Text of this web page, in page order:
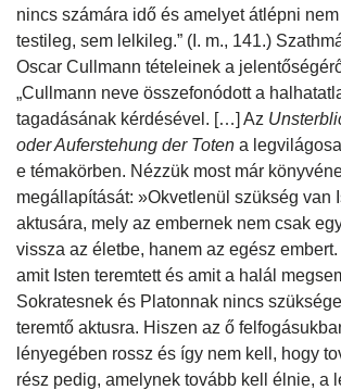
nincs számára idő és amelyet átlépni
testileg, sem lelkileg.” (I. m., 141.)
Oscar Cullmann tételeinek a
„Cullmann neve összefonódott a
tagadásának kérdésével. […] Az
oder Auferstehung der Toten a
e témakörben. Nézzük most már
megállapítását: »Okvetlenül szükség van
aktusára, mely az embernek nem csak
vissza az életbe, hanem az egész embert.
amit Isten teremtett és amit a halál
Sokratesnek és Platonnak nincs
teremtő aktusra. Hiszen az ő
lényegében rossz és így nem kell, hogy
rész pedig, amelynek tovább kell élnie, a